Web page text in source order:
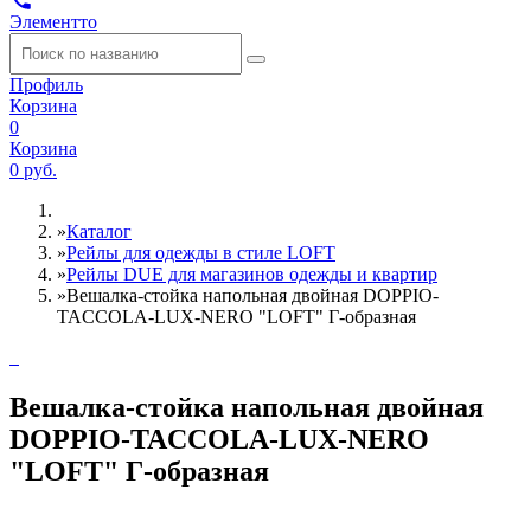
Элементто
Профиль
Корзина
0
Корзина
0 руб.
»Каталог
»Рейлы для одежды в стиле LOFT
»Рейлы DUE для магазинов одежды и квартир
»Вешалка-стойка напольная двойная DOPPIO-
TACCOLA-LUX-NERO "LOFT" Г-образная
Вешалка-стойка напольная двойная
DOPPIO-TACCOLA-LUX-NERO
"LOFT" Г-образная